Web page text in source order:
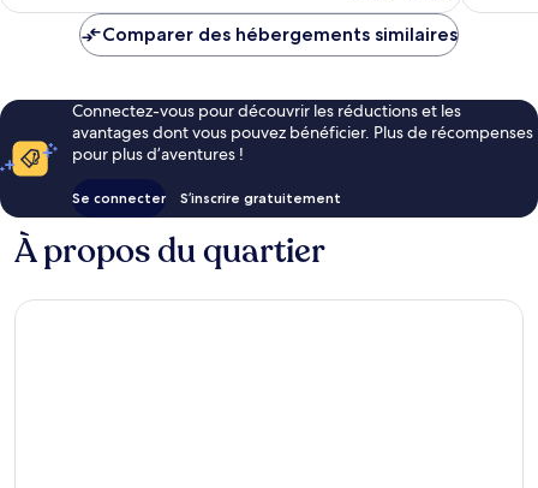
de
Comparer des hébergements similaires
Connectez-vous pour découvrir les réductions et les
avantages dont vous pouvez bénéficier. Plus de récompenses
pour plus d’aventures !
Se connecter S’inscrire gratuitement
À propos du quartier